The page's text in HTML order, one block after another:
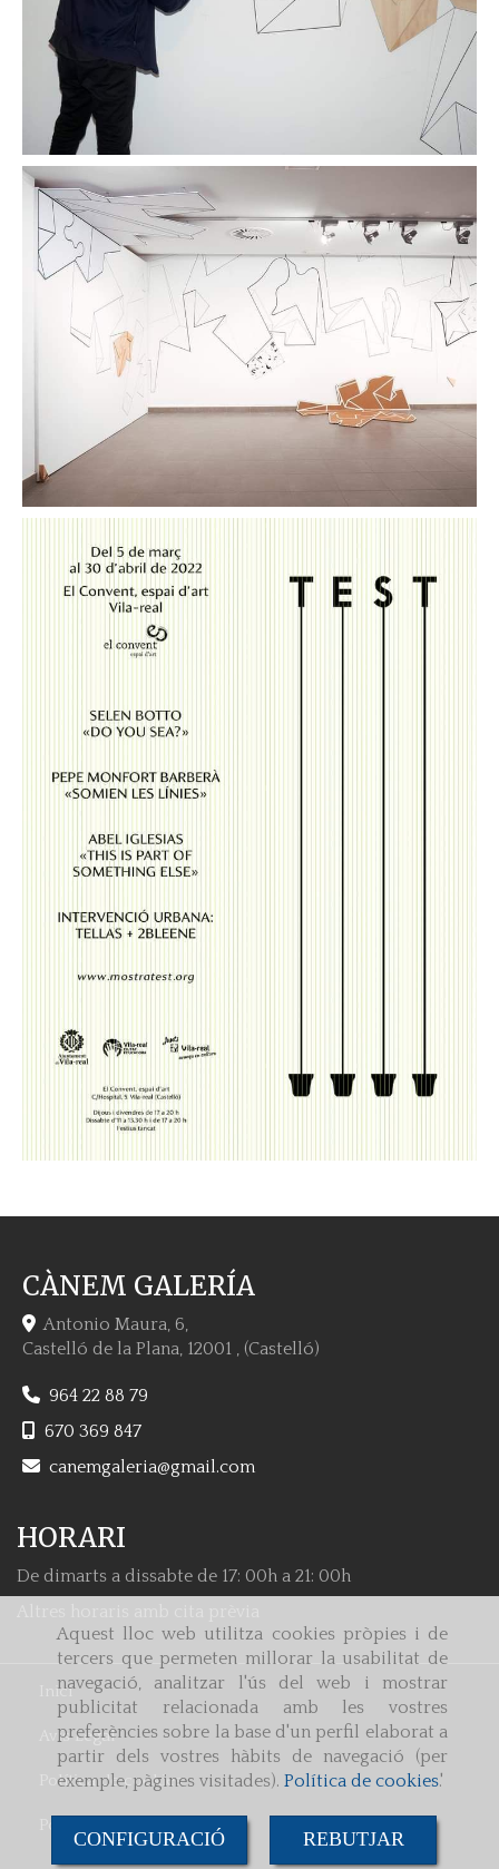
Aquest lloc web utilitza cookies pròpies i de
tercers que permeten millorar la usabilitat de
navegació, analitzar l'ús del web i mostrar
publicitat relacionada amb les vostres
preferències sobre la base d'un perfil elaborat a
partir dels vostres hàbits de navegació (per
exemple, pàgines visitades). Política de cookies.'
CONFIGURACIÓ REBUTJAR
CÀNEM GALERÍA
Antonio Maura, 6,
Castelló de la Plana, 12001 , (Castelló)
964 22 88 79
670 369 847
canemgaleria
gmail.com
HORARI
De dimarts a dissabte de 17: 00h a 21: 00h
Inici
Avís Legal
Política de cookies